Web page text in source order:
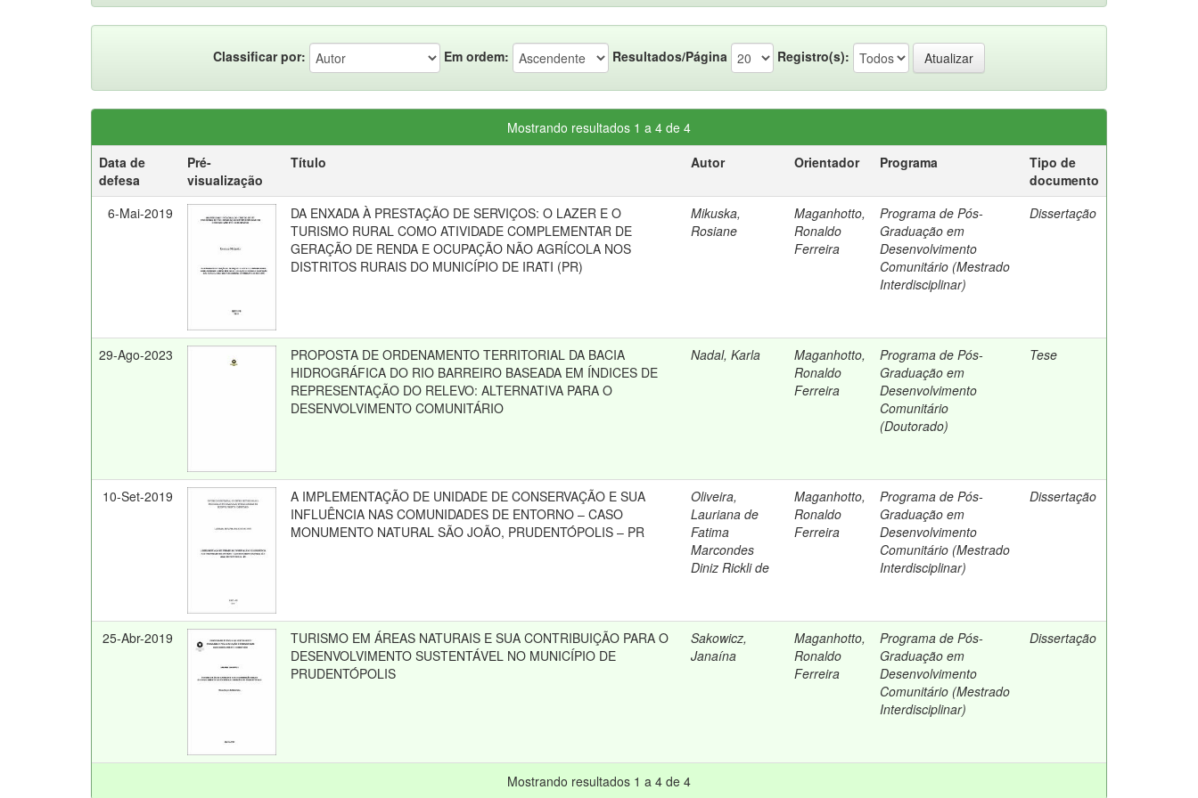
Classificar por: Em ordem: Resultados/Página Registro(s):
Mostrando resultados 1 a 4 de 4
Data de
defesa
Pré-
visualização
Título Autor Orientador Programa
Tipo de
documento
6-Mai-2019
DA ENXADA À PRESTAÇÃO DE SERVIÇOS: O LAZER E O
TURISMO RURAL COMO ATIVIDADE COMPLEMENTAR DE
GERAÇÃO DE RENDA E OCUPAÇÃO NÃO AGRÍCOLA NOS
DISTRITOS RURAIS DO MUNICÍPIO DE IRATI (PR)
Mikuska,
Rosiane
Maganhotto,
Ronaldo
Ferreira
Programa de Pós-
Graduação em
Desenvolvimento
Comunitário (Mestrado
Interdisciplinar)
Dissertação
29-Ago-2023
PROPOSTA DE ORDENAMENTO TERRITORIAL DA BACIA
HIDROGRÁFICA DO RIO BARREIRO BASEADA EM ÍNDICES DE
REPRESENTAÇÃO DO RELEVO: ALTERNATIVA PARA O
DESENVOLVIMENTO COMUNITÁRIO
Nadal, Karla
Maganhotto,
Ronaldo
Ferreira
Programa de Pós-
Graduação em
Desenvolvimento
Comunitário
(Doutorado)
Tese
10-Set-2019
A IMPLEMENTAÇÃO DE UNIDADE DE CONSERVAÇÃO E SUA
INFLUÊNCIA NAS COMUNIDADES DE ENTORNO – CASO
MONUMENTO NATURAL SÃO JOÃO, PRUDENTÓPOLIS – PR
Oliveira,
Lauriana de
Fatima
Marcondes
Diniz Rickli de
Maganhotto,
Ronaldo
Ferreira
Programa de Pós-
Graduação em
Desenvolvimento
Comunitário (Mestrado
Interdisciplinar)
Dissertação
25-Abr-2019
TURISMO EM ÁREAS NATURAIS E SUA CONTRIBUIÇÃO PARA O
DESENVOLVIMENTO SUSTENTÁVEL NO MUNICÍPIO DE
PRUDENTÓPOLIS
Sakowicz,
Janaína
Maganhotto,
Ronaldo
Ferreira
Programa de Pós-
Graduação em
Desenvolvimento
Comunitário (Mestrado
Interdisciplinar)
Dissertação
Mostrando resultados 1 a 4 de 4